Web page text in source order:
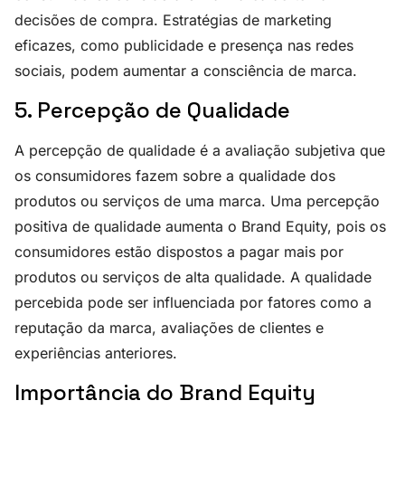
decisões de compra. Estratégias de marketing
eficazes, como publicidade e presença nas redes
sociais, podem aumentar a consciência de marca.
5. Percepção de Qualidade
A percepção de qualidade é a avaliação subjetiva que
os consumidores fazem sobre a qualidade dos
produtos ou serviços de uma marca. Uma percepção
positiva de qualidade aumenta o Brand Equity, pois os
consumidores estão dispostos a pagar mais por
produtos ou serviços de alta qualidade. A qualidade
percebida pode ser influenciada por fatores como a
reputação da marca, avaliações de clientes e
experiências anteriores.
Importância do Brand Equity